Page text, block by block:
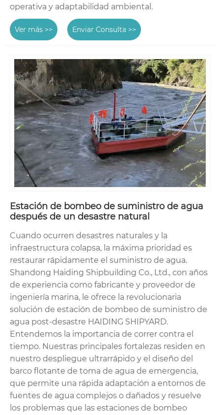
operativa y adaptabilidad ambiental.
Ver más >> Enviar Consulta >>
Estación de bombeo de suministro de agua
después de un desastre natural
Cuando ocurren desastres naturales y la
infraestructura colapsa, la máxima prioridad es
restaurar rápidamente el suministro de agua.
Shandong Haiding Shipbuilding Co., Ltd., con años
de experiencia como fabricante y proveedor de
ingeniería marina, le ofrece la revolucionaria
solución de estación de bombeo de suministro de
agua post-desastre HAIDING SHIPYARD.
Entendemos la importancia de correr contra el
tiempo. Nuestras principales fortalezas residen en
nuestro despliegue ultrarrápido y el diseño del
barco flotante de toma de agua de emergencia,
que permite una rápida adaptación a entornos de
fuentes de agua complejos o dañados y resuelve
los problemas que las estaciones de bombeo